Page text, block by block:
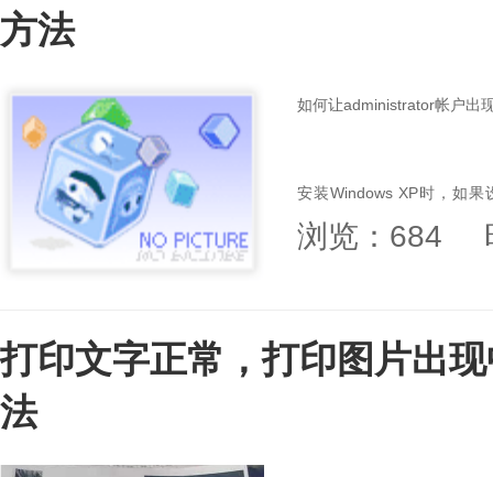
方法
如何让administrator帐户出
安装Windows XP时，如
Administrator管理员账户是
浏览：684
打印文字正常，打印图片出
法